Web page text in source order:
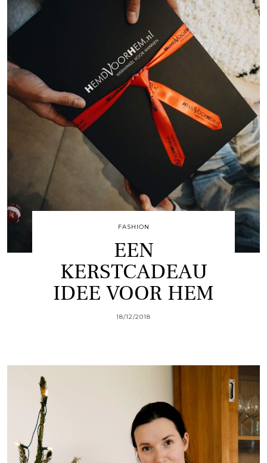
FASHION
EEN
KERSTCADEAU
IDEE VOOR HEM
18/12/2018